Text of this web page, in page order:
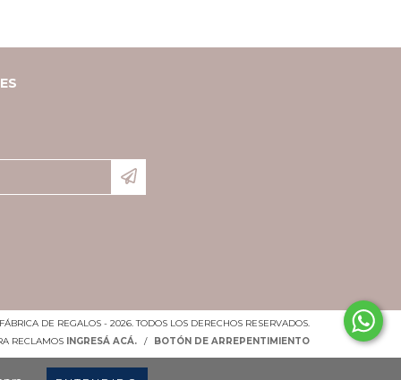
DE REGALOS - 2026. TODOS LOS DERECHOS RESERVADOS.
RECLAMOS
INGRESÁ ACÁ. / BOTÓN DE ARREPENTIMIENTO